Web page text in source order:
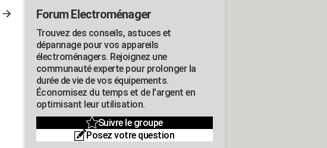
Forum Electroménager
Trouvez des conseils, astuces et
dépannage pour vos appareils
électroménagers. Rejoignez une
communauté experte pour prolonger la
durée de vie de vos équipements.
Économisez du temps et de l'argent en
optimisant leur utilisation.
Suivre le groupe
Posez votre question